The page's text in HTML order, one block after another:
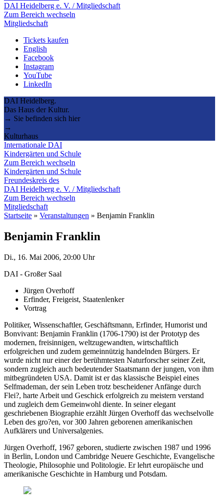
DAI Heidelberg e. V. / Mitgliedschaft
Zum Bereich wechseln
Mitgliedschaft
Tickets kaufen
English
Facebook
Instagram
YouTube
LinkedIn
DAI Heidelberg.
Das Haus der Kultur.
→ Sie befinden sich hier
→
Kulturhaus
Internationale DAI
Kindergärten und Schule
Zum Bereich wechseln
Kindergärten und Schule
Freundeskreis des
DAI Heidelberg e. V. / Mitgliedschaft
Zum Bereich wechseln
Mitgliedschaft
Startseite » Veranstaltungen » Benjamin Franklin
Benjamin Franklin
Di., 16. Mai 2006, 20:00 Uhr
DAI - Großer Saal
Jürgen Overhoff
Erfinder, Freigeist, Staatenlenker
Vortrag
Politiker, Wissenschaftler, Geschäftsmann, Erfinder, Humorist und
Bonvivant: Benjamin Franklin (1706-1790) ist der Prototyp des
modernen, freisinnigen, weltzugewandten, wirtschaftlich
erfolgreichen und zudem gemeinnützig handelnden Bürgers. Er
wurde nicht nur einer der berühmtesten Naturforscher seiner Zeit,
sondern zugleich auch bedeutender Staatsmann der jungen, von ihm
mitbegründeten USA. Damit ist er das klassische Beispiel eines
Selfmademan, der sein Leben trotz bescheidener Anfänge durch
Flei?, harte Arbeit und Geschick erfolgreich zu meistern verstand
und zugleich dem Gemeinwohl diente. In seiner elegant
geschriebenen Biographie erzählt Jürgen Overhoff das wechselvolle
Leben des gro?en, vor 300 Jahren geborenen amerikanischen
Aufklärers und Universalgenies.
Jürgen Overhoff, 1967 geboren, studierte zwischen 1987 und 1996
in Berlin, London und Cambridge Neuere Geschichte, Evangelische
Theologie, Philosophie und Politologie. Er lehrt europäische und
amerikanische Geschichte in Hamburg und Potsdam.